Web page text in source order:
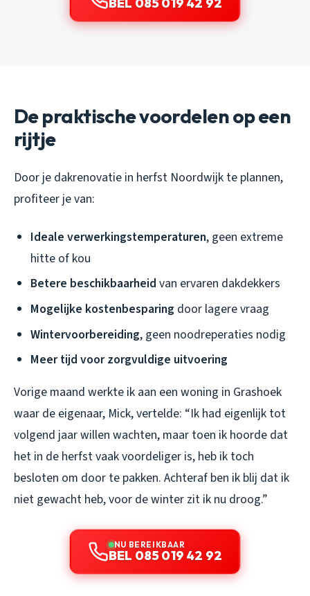
De praktische voordelen op een
rijtje
Door je dakrenovatie in herfst Noordwijk te plannen,
profiteer je van:
Ideale verwerkingstemperaturen, geen extreme
hitte of kou
Betere beschikbaarheid van ervaren dakdekkers
Mogelijke kostenbesparing door lagere vraag
Wintervoorbereiding, geen noodreperaties nodig
Meer tijd voor zorgvuldige uitvoering
Vorige maand werkte ik aan een woning in Grashoek
waar de eigenaar, Mick, vertelde: “Ik had eigenlijk tot
volgend jaar willen wachten, maar toen ik hoorde dat
het in de herfst vaak voordeliger is, heb ik toch
besloten om door te pakken. Achteraf ben ik blij dat ik
niet gewacht heb, voor de winter zit ik nu droog.”
NU BEREIKBAAR
BEL 085 019 42 92